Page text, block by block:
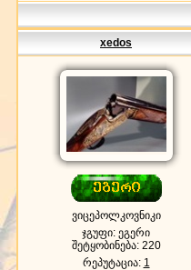
xedos
ვიცეპოლკოვნიკი
ჯგუფი: ეგერი
შეტყობინება: 220
რეპუტაცია: 1